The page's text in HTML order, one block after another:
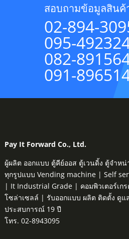
สอบถามข้อมูลสินค้
02-894-
095-
082-
091-
Pay It Forward Co., Ltd.
ผู้ผลิต ออกแบบ ตู้คีย์ออส ตู้เวนดิ้ง ตู้จำห
ทุกรูปแบบ Vending machine | Self
| It Industrial Grade | คอมพิวเตอร์เก
โซล่าเซลล์ | รับออกแบบ ผลิต ติดตั้ง ดูแ
ประสบการณ์ 19 ปี
โทร. 02-8943095